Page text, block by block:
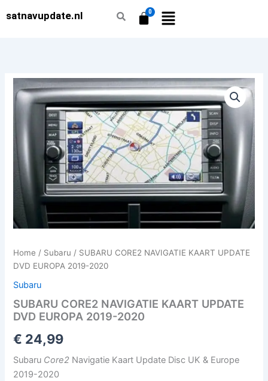
naar
satnavupdate.nl
Home / Subaru / SUBARU CORE2 NAVIGATIE KAART UPDATE
DVD EUROPA 2019-2020
Subaru
SUBARU CORE2 NAVIGATIE KAART UPDATE
DVD EUROPA 2019-2020
€ 24,99
Subaru Core2 Navigatie Kaart Update Disc UK & Europe
2019-2020
SUBARU
CORE2
NAVIGATIE
UPDATE
EUROPA
2019-
2020